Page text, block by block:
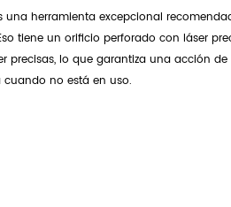
una herramienta excepcional
tiene un orificio perforado con láser
precisas, lo que garantiza una acción
no está en uso.